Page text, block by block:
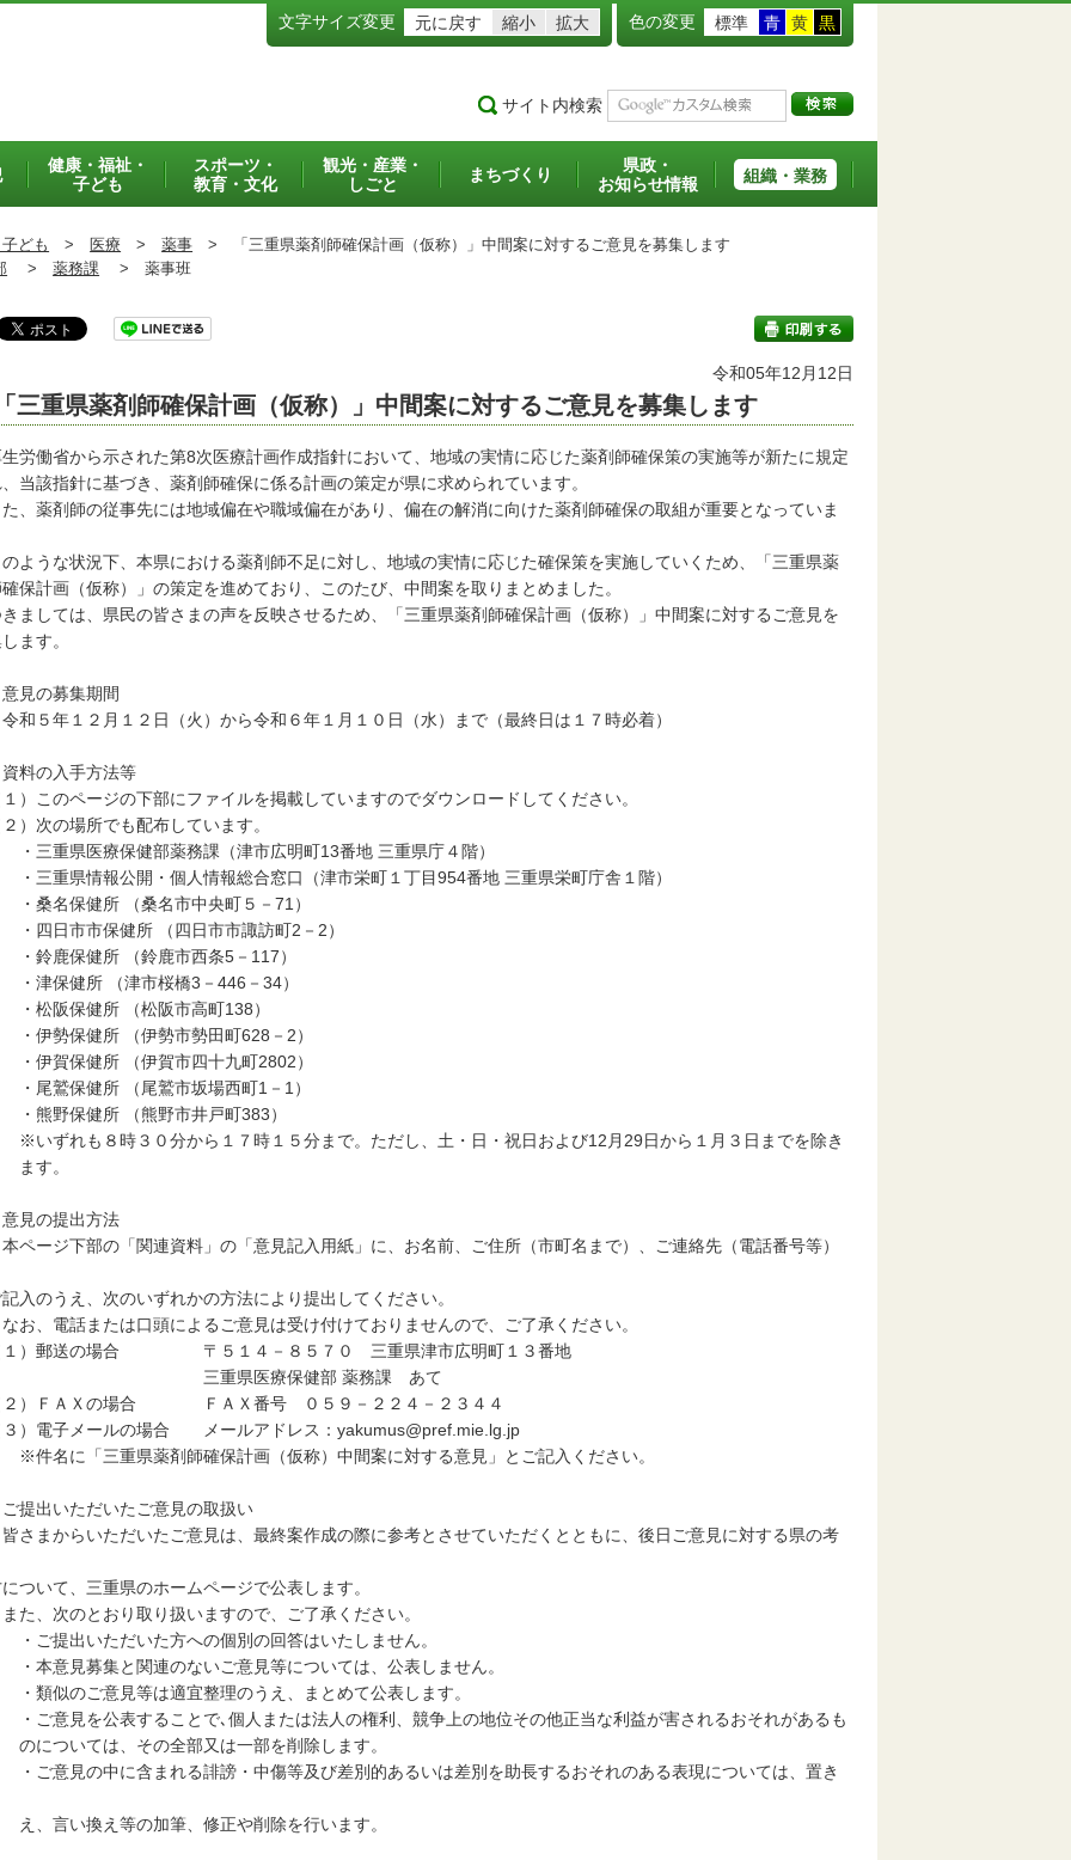
文字サイズ変更 元に戻す 縮小 拡大 色の変更 標準 青 黄 黒
サイト内検索
健康・福祉・
子ども
スポーツ・
教育・文化
観光・産業・
しごと
まちづくり
県政・
お知らせ情報
組織・業務
ども > 医療 > 薬事 > 「三重県薬剤師確保計画（仮称）」中間案に対するご意見を募集します
> 薬務課 > 薬事班
印刷する
令和05年12月12日
「三重県薬剤師確保計画（仮称）」中間案に対するご意見を募集します
労働省から示された第8次医療計画作成指針において、地域の実情に応じた薬剤師確保策の実施等が新たに規定
、当該指針に基づき、薬剤師確保に係る計画の策定が県に求められています。
、薬剤師の従事先には地域偏在や職域偏在があり、偏在の解消に向けた薬剤師確保の取組が重要となっていま
ような状況下、本県における薬剤師不足に対し、地域の実情に応じた確保策を実施していくため、「三重県薬
保計画（仮称）」の策定を進めており、このたび、中間案を取りまとめました。
ましては、県民の皆さまの声を反映させるため、「三重県薬剤師確保計画（仮称）」中間案に対するご意見を
ます。
見の募集期間
５年１２月１２日（火）から令和６年１月１０日（水）まで（最終日は１７時必着）
料の入手方法等
）このページの下部にファイルを掲載していますのでダウンロードしてください。
）次の場所でも配布しています。
重県医療保健部薬務課（津市広明町13番地 三重県庁４階）
重県情報公開・個人情報総合窓口（津市栄町１丁目954番地 三重県栄町庁舎１階）
名保健所 （桑名市中央町５－71）
日市市保健所 （四日市市諏訪町2－2）
鹿保健所 （鈴鹿市西条5－117）
保健所 （津市桜橋3－446－34）
阪保健所 （松阪市高町138）
勢保健所 （伊勢市勢田町628－2）
賀保健所 （伊賀市四十九町2802）
鷲保健所 （尾鷲市坂場西町1－1）
野保健所 （熊野市井戸町383）
ずれも８時３０分から１７時１５分まで。ただし、土・日・祝日および12月29日から１月３日までを除き
す。
見の提出方法
ージ下部の「関連資料」の「意見記入用紙」に、お名前、ご住所（市町名まで）、ご連絡先（電話番号等）
入のうえ、次のいずれかの方法により提出してください。
、電話または口頭によるご意見は受け付けておりませんので、ご了承ください。
）郵送の場合 〒５１４－８５７０ 三重県津市広明町１３番地
重県医療保健部 薬務課 あて
）ＦＡＸの場合 ＦＡＸ番号 ０５９－２２４－２３４４
）電子メールの場合 メールアドレス：yakumus@pref.mie.lg.jp
名に「三重県薬剤師確保計画（仮称）中間案に対する意見」とご記入ください。
提出いただいたご意見の取扱い
まからいただいたご意見は、最終案作成の際に参考とさせていただくとともに、後日ご意見に対する県の考
ついて、三重県のホームページで公表します。
、次のとおり取り扱いますので、ご了承ください。
提出いただいた方への個別の回答はいたしません。
意見募集と関連のないご意見等については、公表しません。
似のご意見等は適宜整理のうえ、まとめて公表します。
意見を公表することで､個人または法人の権利、競争上の地位その他正当な利益が害されるおそれがあるも
ついては、その全部又は一部を削除します。
意見の中に含まれる誹謗・中傷等及び差別的あるいは差別を助長するおそれのある表現については、置き
言い換え等の加筆、修正や削除を行います。